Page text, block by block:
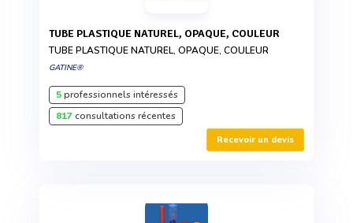
TUBE PLASTIQUE NATUREL, OPAQUE, COULEUR
TUBE PLASTIQUE NATUREL, OPAQUE, COULEUR
GATINE®
5professionnels intéressés
817consultations récentes
Recevoir un devis